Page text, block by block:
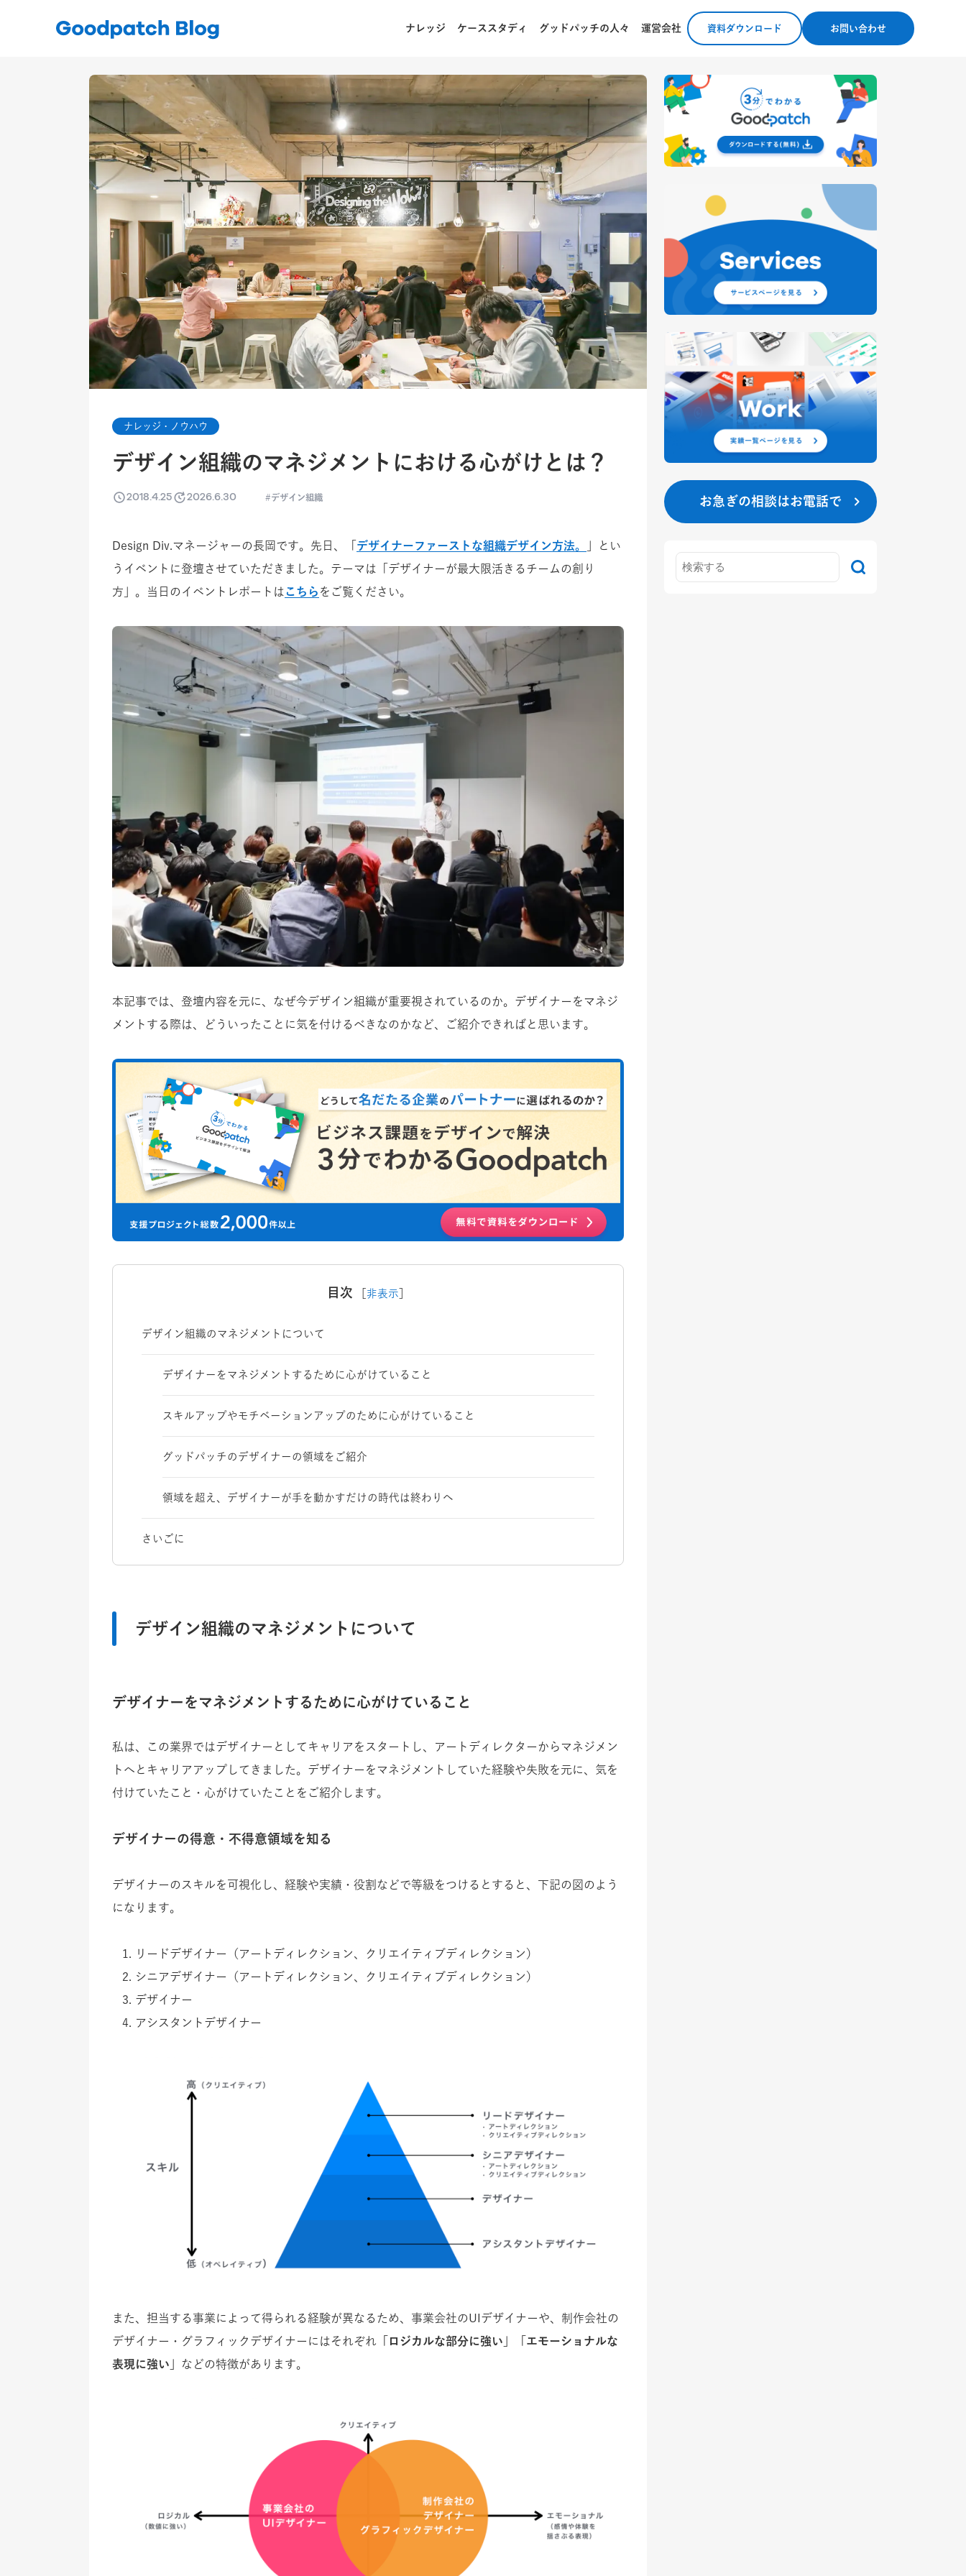
ナレッジ ケーススタディ グッドパッチの人々 運営会社 資料ダウンロード お問い合わせ
ナレッジ・ノウハウ
デザイン組織のマネジメントにおける心がけとは？
2018.4.25 2026.6.30 デザイン組織
Design Div.マネージャーの長岡です。先日、「 デザイナーファーストな組織デザイン方法。
」とい
うイベントに登壇させていただきました。テーマは「デザイナーが最大限活きるチームの創り
方」。当日のイベントレポートは こちら をご覧ください。
本記事では、登壇内容を元に、なぜ今デザイン組織が重要視されているのか。デザイナーをマネジ
メントする際は、どういったことに気を付けるべきなのかなど、ご紹介できればと思います。
目次 非表示
デザイン組織のマネジメントについて
デザイナーをマネジメントするために心がけていること
スキルアップやモチベーションアップのために心がけていること
グッドパッチのデザイナーの領域をご紹介
領域を超え、デザイナーが手を動かすだけの時代は終わりへ
さいごに
デザイン組織のマネジメントについて
デザイナーをマネジメントするために心がけていること
私は、この業界ではデザイナーとしてキャリアをスタートし、アートディレクターからマネジメン
トへとキャリアアップしてきました。デザイナーをマネジメントしていた経験や失敗を元に、気を
付けていたこと・心がけていたことをご紹介します。
デザイナーの得意・不得意領域を知る
デザイナーのスキルを可視化し、経験や実績・役割などで等級をつけるとすると、下記の図のよう
になります。
リードデザイナー（アートディレクション、クリエイティブディレクション）
シニアデザイナー（アートディレクション、クリエイティブディレクション）
デザイナー
アシスタントデザイナー
また、担当する事業によって得られる経験が異なるため、事業会社のUIデザイナーや、制作会社の
デザイナー・グラフィックデザイナーにはそれぞれ 「ロジカルな部分に強い」「エモーショナルな
表現に強い」 などの特徴があります。
お急ぎの相談はお電話で